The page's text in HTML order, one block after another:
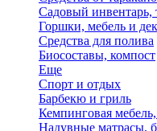
Садовый инвентарь,
Горшки, мебель и
Средства для полива
Биосоставы, компост
Еще
Спорт и отдых
Барбекю и гриль
Кемпинговая
Надувные матрасы,